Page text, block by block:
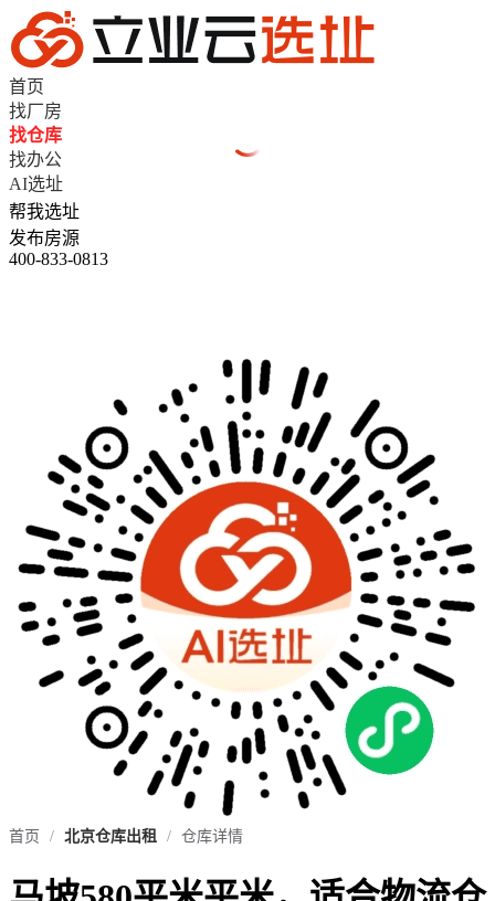
首页
找厂房
找仓库
找办公
AI选址
帮我选址
发布房源
400-833-0813
首页 / 北京仓库出租 / 仓库详情